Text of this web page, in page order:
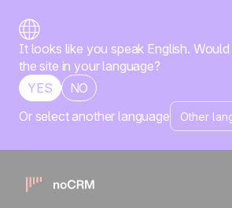
It looks like you speak English.
the site in your language?
YES
NO
Or select another language
Solopreneur:
digitali
titolari di imprese